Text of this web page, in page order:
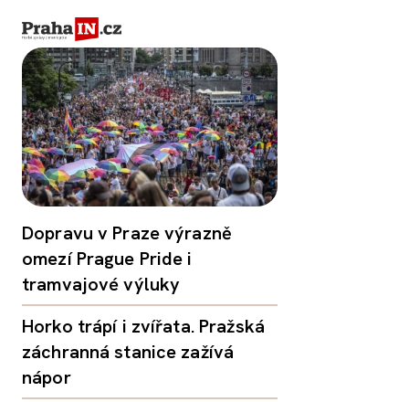
Dopravu v Praze výrazně
omezí Prague Pride i
tramvajové výluky
Horko trápí i zvířata. Pražská
záchranná stanice zažívá
nápor